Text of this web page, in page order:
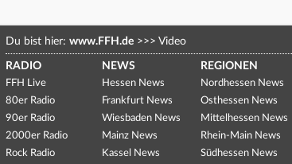
Du bist hier: www.FFH.de >>> Video
RADIO
FFH Live
80er Radio
90er Radio
2000er Radio
Rock Radio
NEWS
Hessen News
Frankfurt News
Wiesbaden News
Mainz News
Kassel News
REGIONEN
Nordhessen News
Osthessen News
Mittelhessen News
Rhein-Main News
Südhessen News